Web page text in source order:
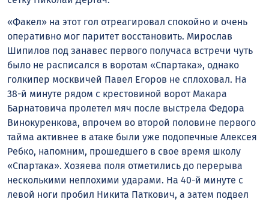
«Факел» на этот гол отреагировал спокойно и очень
оперативно мог паритет восстановить. Мирослав
Шипилов под занавес первого получаса встречи чуть
было не расписался в воротам «Спартака», однако
голкипер москвичей Павел Егоров не сплоховал. На
38-й минуте рядом с крестовиной ворот Макара
Барнатовича пролетел мяч после выстрела Федора
Винокуренкова, впрочем во второй половине первого
тайма активнее в атаке были уже подопечные Алексея
Ребко, напомним, прошедшего в свое время школу
«Спартака». Хозяева поля отметились до перерыва
несколькими неплохими ударами. На 40-й минуте с
левой ноги пробил Никита Паткович, а затем подвел